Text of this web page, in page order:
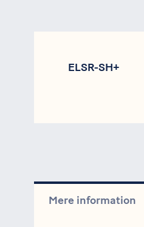
ELSR-SH+
Mere information